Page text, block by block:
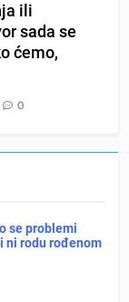
ili
sada se
ćemo,
0
se problemi
ni rodu rođenom